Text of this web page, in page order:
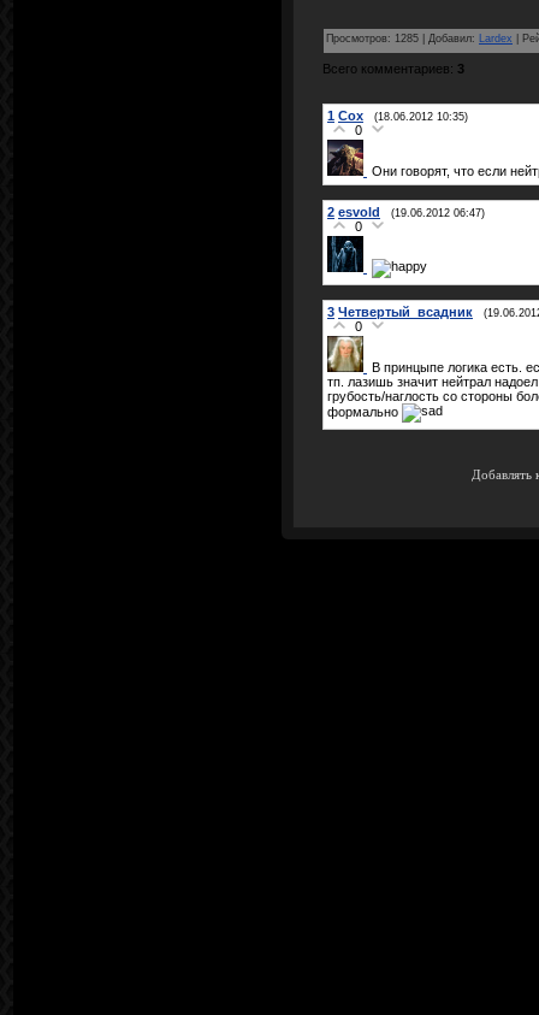
Просмотров: 1285 Добавил: Lardex
Всего комментариев: 3
1 Cox (18.06.2012 10:35)
0
Они говорят, что если
2 esvold (19.06.2012 06:47)
0
3 Четвертый_всадник
0
В принцыпе логика есть.
тп. лазишь значит нейтрал
грубость/наглость со стороны
формально
Добавлять